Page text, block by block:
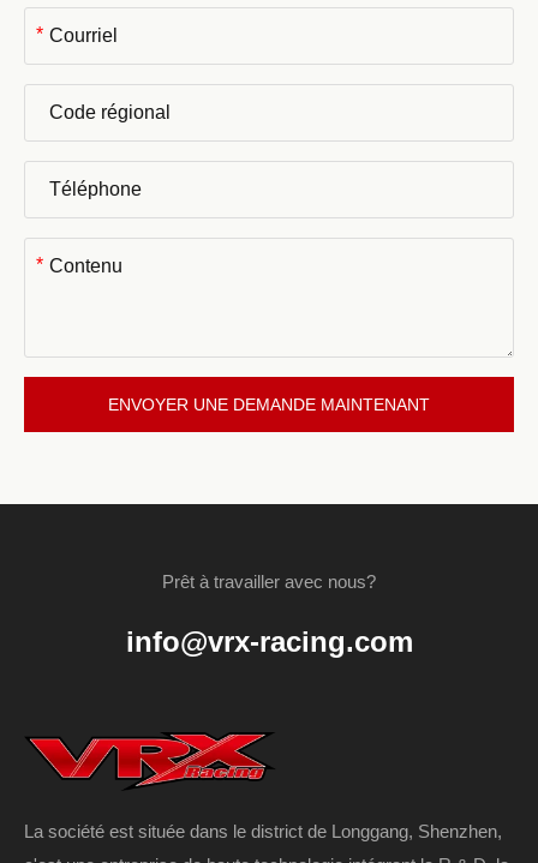
*
*
ENVOYER UNE DEMANDE MAINTENANT
Prêt à travailler avec nous?
info@vrx-racing.com
La société est située dans le district de Longgang, Shenzhen,